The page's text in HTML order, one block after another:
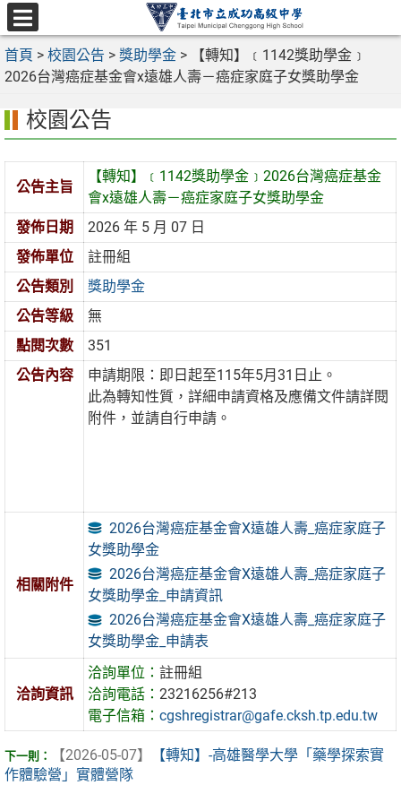
跳
至
主
要
區
選
單
首頁 > 校園公告 > 獎助學金 >
【轉知】﹝1142獎助學金﹞
2026台灣癌症基金會x遠雄人壽－癌症家庭子女獎助學金
校園公告
公告主旨
【轉知】﹝1142獎助學金﹞2026台灣癌症基金
會x遠雄人壽－癌症家庭子女獎助學金
發佈日期
2026 年 5 月 07 日
發佈單位
註冊組
公告類別
獎助學金
公告等級
無
點閱次數
351
公告內容
申請期限：即日起至115年5月31日止。
此為轉知性質，詳細申請資格及應備文件請詳閱
附件，並請自行申請。
相關附件
2026台灣癌症基金會X遠雄人壽_癌症家庭子
女獎助學金
2026台灣癌症基金會X遠雄人壽_癌症家庭子
女獎助學金_申請資訊
2026台灣癌症基金會X遠雄人壽_癌症家庭子
女獎助學金_申請表
洽詢資訊
洽詢單位：註冊組
洽詢電話：23216256#213
電子信箱：cgshregistrar@gafe.cksh.tp.edu.tw
【2026-05-07】
【轉知】-高雄醫學大學「藥學探索實
作體驗營」實體營隊